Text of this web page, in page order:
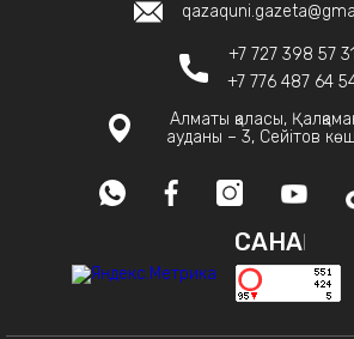
+7 727 398 57 31
+7 776 487 64
Алматы қаласы,
ауданы – 3, Сейітов
САНАҚ